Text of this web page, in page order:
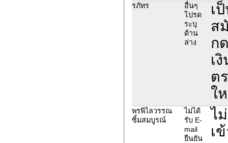
รภัทร
อื่นๆ
โปรด
ระบุ
ด้าน
ล่าง
เ
ส
ก
เ
ต
ใ
พรพิไลวรรณ
ซิ้มสมบูรณ์
ไม่ได้
รับ E-
mail
ยืนยัน
ไ
เ